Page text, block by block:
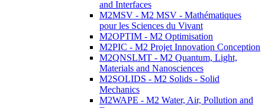
and Interfaces
M2MSV - M2 MSV - Mathématiques
pour les Sciences du Vivant
M2OPTIM - M2 Optimisation
M2PIC - M2 Projet Innovation Conception
M2QNSLMT - M2 Quantum, Light,
Materials and Nanosciences
M2SOLIDS - M2 Solids - Solid
Mechanics
M2WAPE - M2 Water, Air, Pollution and